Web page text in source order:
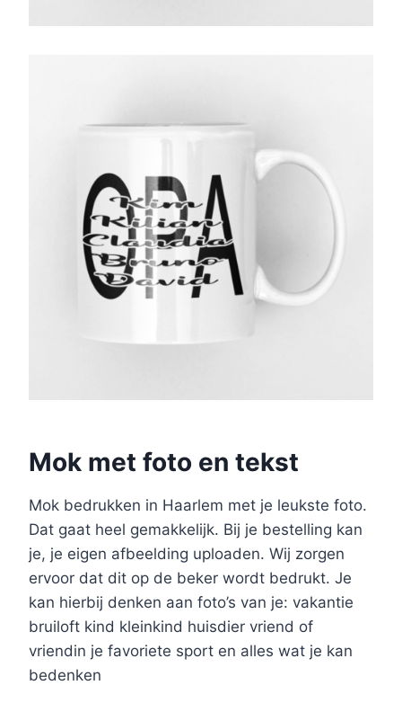
Mok met foto en tekst
Mok bedrukken in Haarlem met je leukste foto.
Dat gaat heel gemakkelijk. Bij je bestelling kan
je, je eigen afbeelding uploaden. Wij zorgen
ervoor dat dit op de beker wordt bedrukt. Je
kan hierbij denken aan foto’s van je: vakantie
bruiloft kind kleinkind huisdier vriend of
vriendin je favoriete sport en alles wat je kan
bedenken